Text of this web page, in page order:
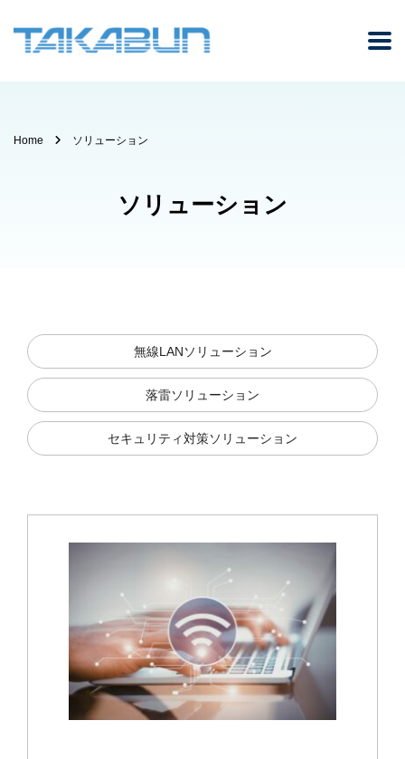
Home ソリューション
ソリューション
無線LANソリューション
落雷ソリューション
セキュリティ対策ソリューション